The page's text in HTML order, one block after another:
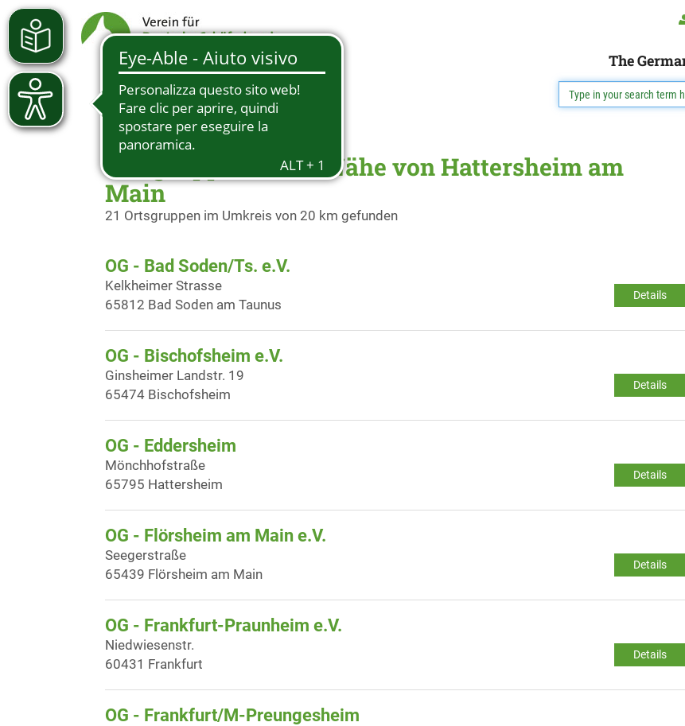
The
Ortsgruppen in der Nähe von Hattersheim am
Main
21 Ortsgruppen im Umkreis von 20 km gefunden
OG - Bad Soden/Ts. e.V.
Details
Kelkheimer Strasse
65812 Bad Soden am Taunus
OG - Bischofsheim e.V.
Details
Ginsheimer Landstr. 19
65474 Bischofsheim
OG - Eddersheim
Details
Mönchhofstraße
65795 Hattersheim
OG - Flörsheim am Main e.V.
Details
Seegerstraße
65439 Flörsheim am Main
OG - Frankfurt-Praunheim e.V.
Details
Niedwiesenstr.
60431 Frankfurt
OG - Frankfurt/M-Preungesheim